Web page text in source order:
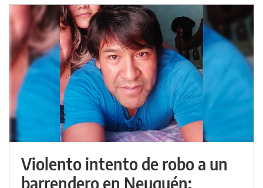
Violento intento de robo a un
barrendero en Neuquén: